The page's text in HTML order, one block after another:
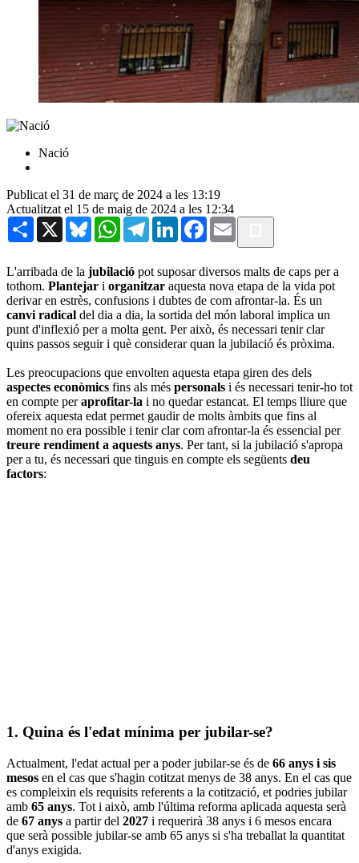
Nació
Publicat el 31 de març de 2024 a les 13:19
Actualitzat el 15 de maig de 2024 a les 12:34
Share X BlueskyWhatsAppTelegramLinkedInFacebook
Email
L'arribada de la jubilació pot suposar diversos malts de caps per a
tothom. Plantejar i organitzar aquesta nova etapa de la vida pot
derivar en estrès, confusions i dubtes de com afrontar-la. És un
canvi radical del dia a dia, la sortida del món laboral implica un
punt d'inflexió per a molta gent. Per això, és necessari tenir clar
quins passos seguir i què considerar quan la jubilació és pròxima.
Les preocupacions que envolten aquesta etapa giren des dels
aspectes econòmics fins als més personals i és necessari tenir-ho tot
en compte peraprofitar-la i no quedar estancat. El temps lliure que
ofereix aquesta edat permet gaudir de molts àmbits que fins al
moment no era possible i tenir clar com afrontar-la és essencial per
treure rendiment a aquests anys. Per tant, si la jubilació s'apropa
per a tu, és necessari que tinguis en compte els següents deu
factors:
1. Quina és l'edat mínima per jubilar-se?
Actualment, l'edat actual per a poder jubilar-se és de 66 anys i sis
mesos en el cas que s'hagin cotitzat menys de 38 anys. En el cas que
es compleixin els requisits referents a la cotització, et podries jubilar
amb 65 anys. Tot i això, amb l'última reforma aplicada aquesta serà
de 67 anys a partir del 2027 i requerirà 38 anys i 6 mesos encara
que serà possible jubilar-se amb 65 anys si s'ha treballat la quantitat
d'anys exigida.